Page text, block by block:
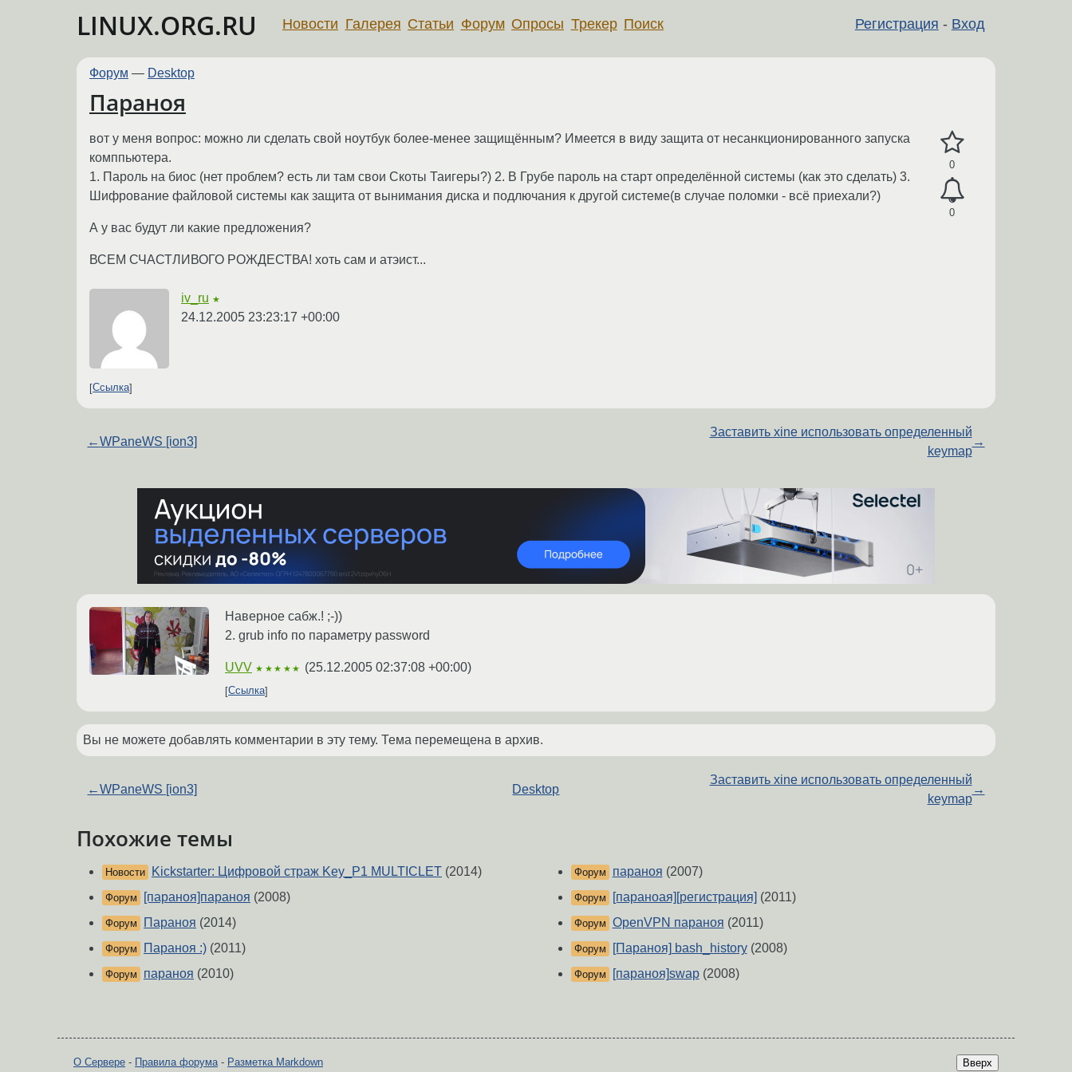
LINUX.ORG.RU Регистрация - Вход
Новости Галерея Статьи Форум Опросы Трекер Поиск
Форум — Desktop
Параноя
0
0
вот у меня вопрос: можно ли сделать свой ноутбук более-менее защищённым? Имеется в виду защита от несанкционированного запуска
комппьютера.
1. Пароль на биос (нет проблем? есть ли там свои Скоты Таигеры?) 2. В Грубе пароль на старт определённой системы (как это сделать) 3.
Шифрование файловой системы как защита от вынимания диска и подлючания к другой системе(в случае поломки - всё приехали?)
А у вас будут ли какие предложения?
ВСЕМ СЧАСТЛИВОГО РОЖДЕСТВА! хоть сам и атэист...
iv_ru ★
24.12.2005 23:23:17 +00:00
Ссылка
←WPaneWS [ion3]
Заставить xine использовать определенный
keymap
→
Наверное сабж.! ;-))
2. grub info по параметру password
UVV ★★★★★ (25.12.2005 02:37:08 +00:00)
Ссылка
Вы не можете добавлять комментарии в эту тему. Тема перемещена в архив.
←WPaneWS [ion3] Desktop
Заставить xine использовать определенный
keymap
→
Похожие темы
Новости Kickstarter: Цифровой страж Key_P1 MULTICLET (2014)
Форум [параноя]параноя (2008)
Форум Параноя (2014)
Форум Параноя :) (2011)
Форум параноя (2010)
Форум параноя (2007)
Форум [параноая][регистрация] (2011)
Форум OpenVPN параноя (2011)
Форум [Параноя] bash_history(2008)
Форум [параноя]swap(2008)
Вверх
О Сервере - Правила форума- Разметка Markdown